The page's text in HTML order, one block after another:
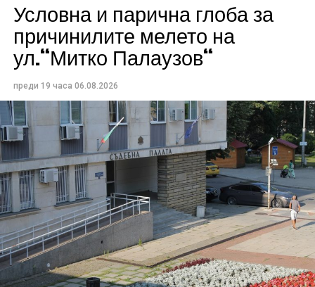
Условна и парична глоба за
причинилите мелето на
ул.“Митко Палаузов“
преди 19 часа 06.08.2026